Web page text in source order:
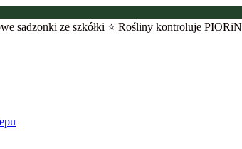
sadzonki ze szkółki ⭐ Rośliny kontroluje PIORiN